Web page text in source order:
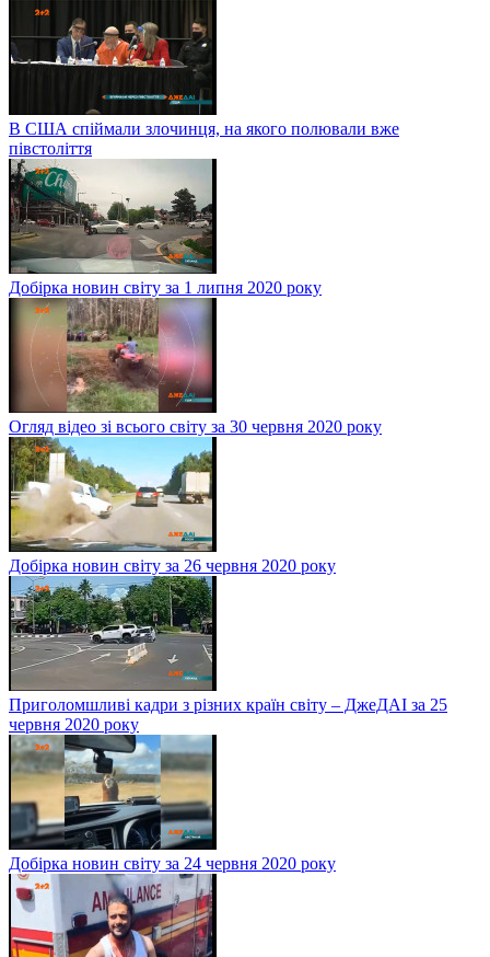
В США спіймали злочинця, на якого полювали вже
півстоліття
Добірка новин світу за 1 липня 2020 року
Огляд відео зі всього світу за 30 червня 2020 року
Добірка новин світу за 26 червня 2020 року
Приголомшливі кадри з різних країн світу – ДжеДАІ за 25
червня 2020 року
Добірка новин світу за 24 червня 2020 року